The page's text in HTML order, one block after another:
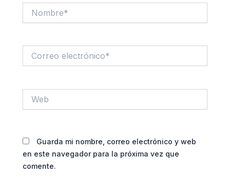
electrónico*
Guarda mi nombre, correo electrónico y web
en este navegador para la próxima vez que
comente.